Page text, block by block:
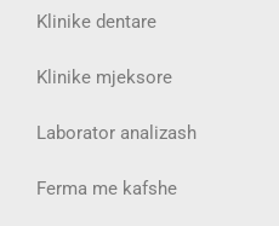
Klinike dentare
Klinike mjeksore
Laborator analizash
Ferma me kafshe